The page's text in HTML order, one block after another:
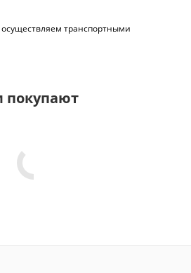
осуществляем транспортными
покупают